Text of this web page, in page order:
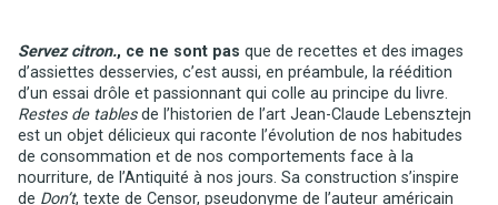
Servez citron., ce ne sont pas que de recettes et des images
d’assiettes desservies, c’est aussi, en préambule, la réédition
d’un essai drôle et passionnant qui colle au principe du livre.
Restes de tablesde l’historien de l’art Jean-Claude Lebensztejn
est un objet délicieux qui raconte l’évolution de nos habitudes
de consommation et de nos comportements face à la
nourriture, de l’Antiquité à nos jours. Sa construction s’inspire
de Don’t, texte de Censor, pseudonyme de l’auteur américain